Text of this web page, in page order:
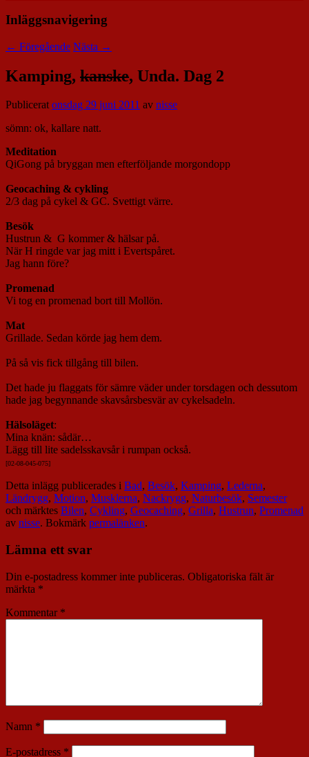
Inläggsnavigering
← Föregående Nästa →
Kamping, kanske, Unda. Dag 2
Publiceratonsdag 29 juni 2011 av nisse
sömn: ok, kallare natt.
Meditation
QiGong på bryggan men efterföljande morgondopp
Geocaching & cykling
2/3 dag på cykel & GC. Svettigt värre.
Besök
Hustrun & G kommer & hälsar på.
När H ringde var jag mitt i Evertspåret.
Jag hann före?
Promenad
Vi tog en promenad bort till Mollön.
Mat
Grillade. Sedan körde jag hem dem.
På så vis fick tillgång till bilen.
Det hade ju flaggats för sämre väder under torsdagen och dessutom
hade jag begynnande skavsårsbesvär av cykelsadeln.
Hälsoläget:
Mina knän: sådär…
Lägg till lite sadelsskavsår i rumpan också.
[02-08-045-075]
Detta inlägg publicerades i Bad, Besök, Kamping, Lederna,
Ländrygg, Motion, Musklerna, Nackrygg, Naturbesök, Semester
och märktes Bilen, Cykling, Geocaching, Grilla, Hustrun, Promenad
av nisse. Bokmärk permalänken.
Lämna ett svar
Din e-postadress kommer inte publiceras. Obligatoriska fält är
märkta *
Kommentar *
Namn *
E-postadress *